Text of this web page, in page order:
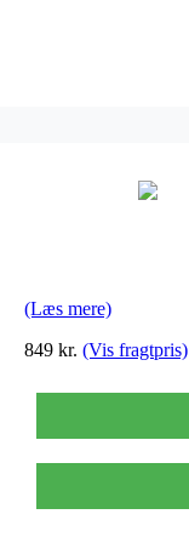
(Læs mere)
849 kr. (Vis fragtpris)